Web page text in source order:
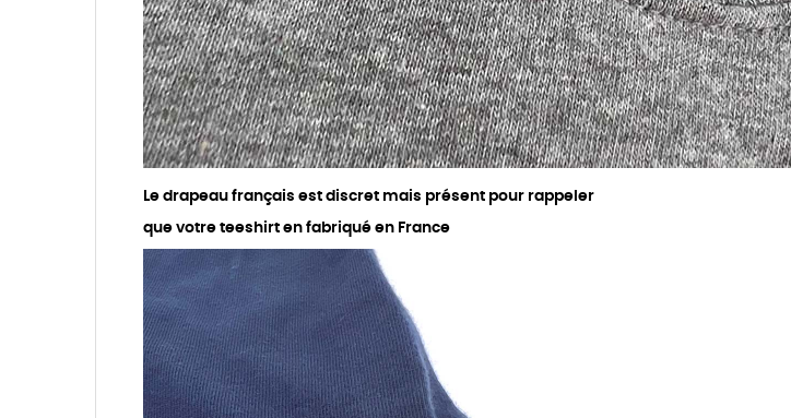
Le drapeau français est discret mais présent pour rappeler
que votre teeshirt en fabriqué en France